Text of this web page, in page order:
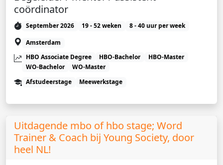
coördinator
September 2026 19 - 52 weken
8 - 40 uur per week
Amsterdam
HBO Associate Degree
HBO-Bachelor
HBO-Master
WO-Bachelor
WO-Master
Afstudeerstage
Meewerkstage
Uitdagende mbo of hbo stage; Word
Trainer & Coach bij Young Society, door
heel NL!